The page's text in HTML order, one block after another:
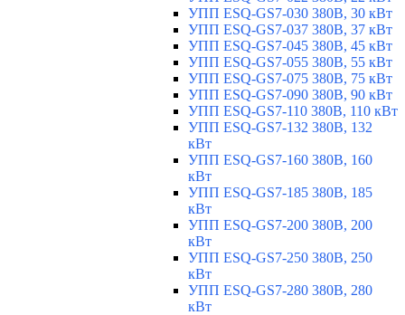
УПП ESQ-GS7-030 380В, 30 кВт
УПП ESQ-GS7-037 380В, 37 кВт
УПП ESQ-GS7-045 380В, 45 кВт
УПП ESQ-GS7-055 380В, 55 кВт
УПП ESQ-GS7-075 380В, 75 кВт
УПП ESQ-GS7-090 380В, 90 кВт
УПП ESQ-GS7-110 380В, 110 кВт
УПП ESQ-GS7-132 380В, 132
кВт
УПП ESQ-GS7-160 380В, 160
кВт
УПП ESQ-GS7-185 380В, 185
кВт
УПП ESQ-GS7-200 380В, 200
кВт
УПП ESQ-GS7-250 380В, 250
кВт
УПП ESQ-GS7-280 380В, 280
кВт